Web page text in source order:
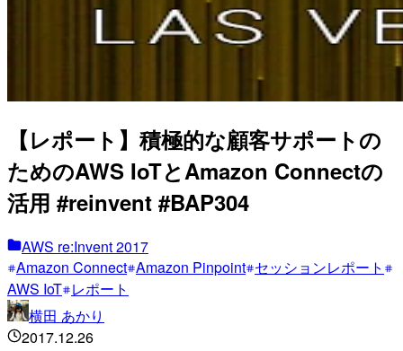
【レポート】積極的な顧客サポートの
ためのAWS IoTとAmazon Connectの
活用 #reinvent #BAP304
AWS re:Invent 2017
Amazon Connect Amazon Pinpoint セッションレポート
AWS IoT レポート
横田 あかり
2017.12.26